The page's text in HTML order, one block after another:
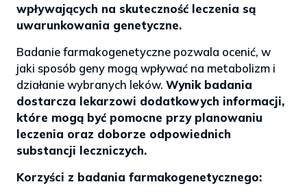
wpływających na skuteczność leczenia są
uwarunkowania genetyczne.
Badanie farmakogenetyczne pozwala ocenić, w
jaki sposób geny mogą wpływać na metabolizm i
działanie wybranych leków. Wynik badania
dostarcza lekarzowi dodatkowych informacji,
które mogą być pomocne przy planowaniu
leczenia oraz doborze odpowiednich
substancji leczniczych.
Korzyści z badania farmakogenetycznego: